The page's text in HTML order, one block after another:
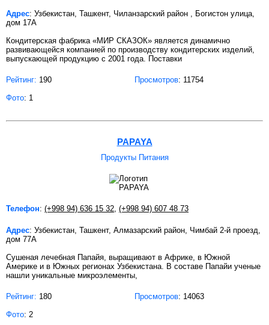
Адрес: Узбекистан, Ташкент, Чиланзарский район , Богистон улица,
дом 17А
Кондитерская фабрика «МИР СКАЗОК» является динамично
развивающейся компанией по производству кондитерских изделий,
выпускающей продукцию с 2001 года. Поставки
Рейтинг: 190 Просмотров: 11754
Фото: 1
PAPAYA
Продукты Питания
Телефон: (+998 94) 636 15 32, (+998 94) 607 48 73
Адрес: Узбекистан, Ташкент, Алмазарский район, Чимбай 2-й проезд,
дом 77А
Сушеная лечебная Папайя, выращивают в Африке, в Южной
Америке и в Южных регионах Узбекистана. В составе Папайи ученые
нашли уникальные микроэлементы,
Рейтинг: 180 Просмотров: 14063
Фото: 2